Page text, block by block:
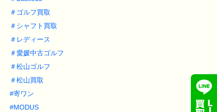
＃ ゴルフ買取
＃ シャフト買取
＃ レディース
＃愛媛中古ゴルフ
＃松山ゴルフ
＃松山買取
#寄ワン
#MODUS